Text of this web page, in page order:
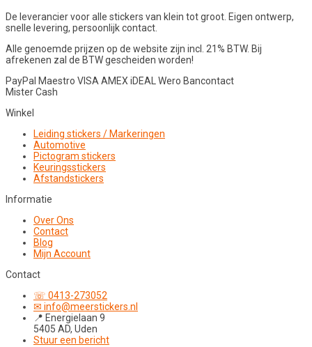
De leverancier voor alle stickers van klein tot groot. Eigen ontwerp,
snelle levering, persoonlijk contact.
Alle genoemde prijzen op de website zijn incl. 21% BTW. Bij
afrekenen zal de BTW gescheiden worden!
PayPal Maestro VISAAMEXiDEALWero Bancontact
Mister Cash
Winkel
Leiding stickers / Markeringen
Automotive
Pictogram stickers
Keuringsstickers
Afstandstickers
Informatie
Over Ons
Contact
Blog
Mijn Account
Contact
☏ 0413-273052
✉ info@meerstickers.nl
📍 Energielaan 9
5405 AD, Uden
Stuur een bericht